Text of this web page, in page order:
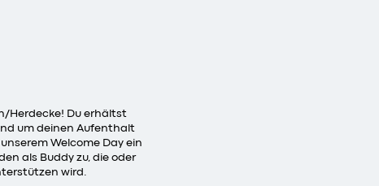
Herdecke! Du erhältst
um deinen Aufenthalt
Welcome Day ein
als Buddy zu, die oder
wird.